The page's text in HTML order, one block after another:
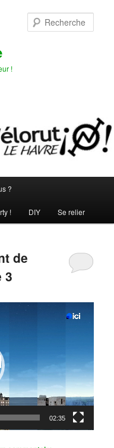
!
?
! DIY Se relier
de
3
02:35